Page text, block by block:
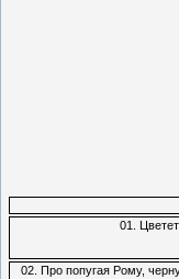
01.
02. Про попугая Рому,